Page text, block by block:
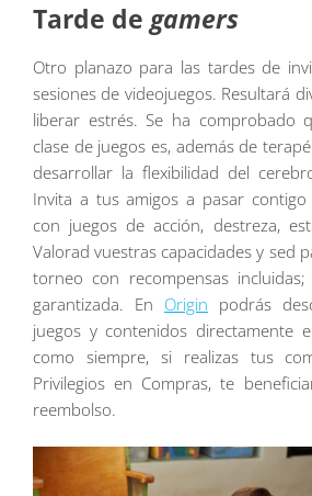
Tarde de gamers
Otro planazo para las tardes de
sesiones de videojuegos. Resultará
liberar estrés. Se ha comprobado
clase de juegos es, además de
desarrollar la flexibilidad del
Invita a tus amigos a pasar
con juegos de acción, destreza,
Valorad vuestras capacidades y sed
torneo con recompensas
garantizada. En Origin podrás
juegos y contenidos directamente
como siempre, si realizas tus
Privilegios en Compras, te
reembolso.